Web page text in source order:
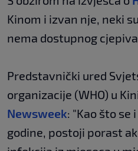
Kinom i izvan nje, neki
nema dostupnog
Predstavnički ured
organizacije (WHO) u
Newsweek: "Kao što se
godine, postoji porast